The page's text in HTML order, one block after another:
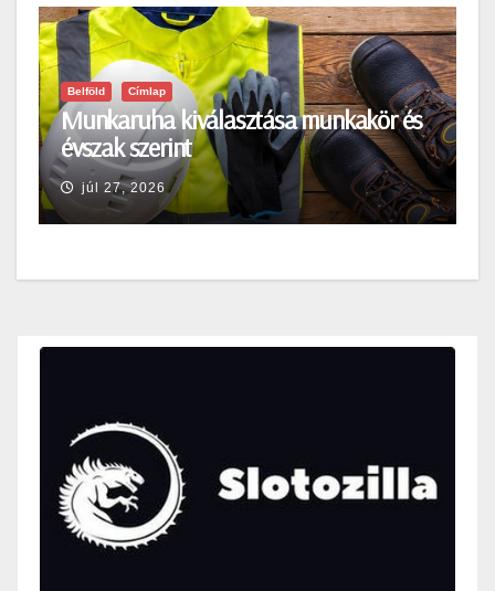
Belföld Címlap
Munkaruha kiválasztása munkakör és
évszak szerint
júl 27, 2026